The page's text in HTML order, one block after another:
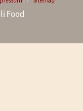
Food